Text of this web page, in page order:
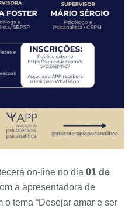
on-line no dia01 de
a apresentadora de
tema “Desejar amar e ser